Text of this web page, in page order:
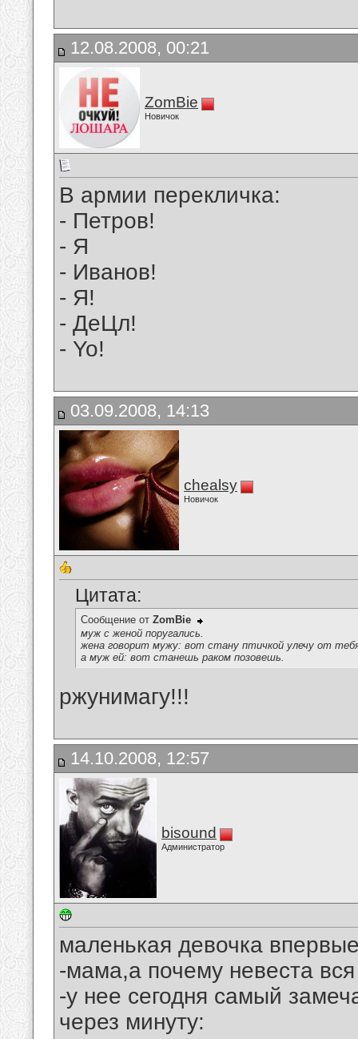
12.08.2008, 00:21
ZomBie
Новичок
В армии перекличка:
- Петров!
- Я
- Иванов!
- Я!
- ДеЦл!
- Yo!
03.09.2008, 14:13
chealsy
Новичок
Цитата:
Сообщение от ZomBie
муж с женой поругались.
жена говорит мужу: вот стану птичкой улечу от
а муж ей: вот станешь раком позовешь.
ржунимагу!!!
14.10.2008, 12:57
bisound
Администратор
маленькая девочка
-мама,а почему невеста
-у нее сегодня самый
через минуту: